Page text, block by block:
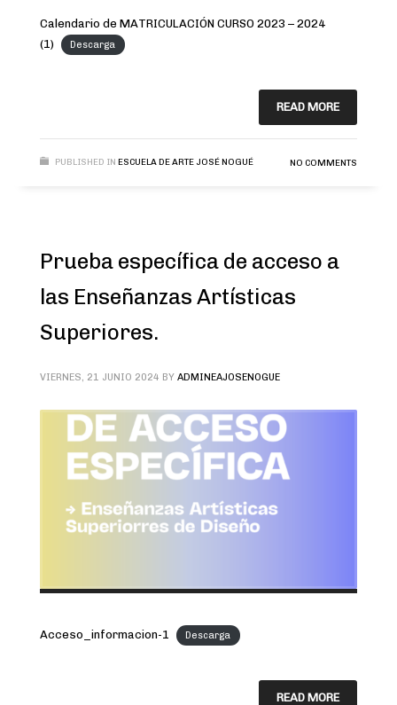
Calendario de MATRICULACIÓN CURSO 2023 – 2024
(1)
Descarga
READ MORE
PUBLISHED IN ESCUELA DE ARTE JOSÉ NOGUÉ NO COMMENTS
Prueba específica de acceso a
las Enseñanzas Artísticas
Superiores.
VIERNES, 21 JUNIO 2024 BY ADMINEAJOSENOGUE
Acceso_informacion-1 Descarga
READ MORE